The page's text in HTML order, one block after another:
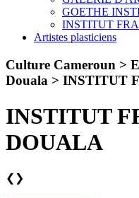
GOETHE
INSTITUT
Artistes plasticiens
Culture Cameroun >
Douala > INSTITUT
INSTITUT
DOUALA
❮ ❯